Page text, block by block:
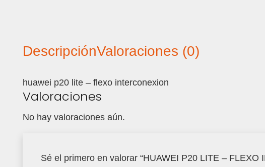
DescripciónValoraciones (0)
huawei p20 lite – flexo interconexion
Valoraciones
No hay valoraciones aún.
Sé el primero en valorar “HUAWEI P20 LITE – FLEXO